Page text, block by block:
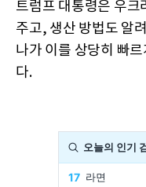
트럼프 대통령은 우크
주고, 생산 방법도 알
나가 이를 상당히 빠
다.